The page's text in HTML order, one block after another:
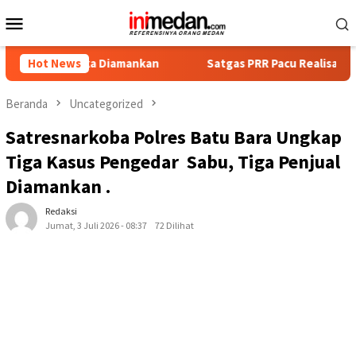
ke
Mobile
Hot News
Diamankan Satgas PRR Pacu Realisasi Tambahan
Beranda Uncategorized
Satresnarkoba Polres Batu Bara Ungkap
Tiga Kasus Pengedar Sabu, Tiga Penjual
Diamankan .
Redaksi
Jumat, 3 Juli 2026 - 08:37
72 Dilihat